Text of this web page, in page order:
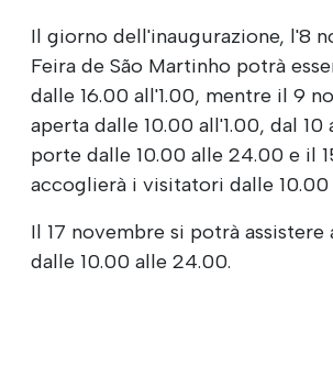
Il giorno dell'inaugurazione, l'8
Feira de São Martinho potrà
dalle 16.00 all'1.00, mentre il 9
aperta dalle 10.00 all'1.00, dal 10
porte dalle 10.00 alle 24.00 e il
accoglierà i visitatori dalle 10.00
Il 17 novembre si potrà assistere
dalle 10.00 alle 24.00.